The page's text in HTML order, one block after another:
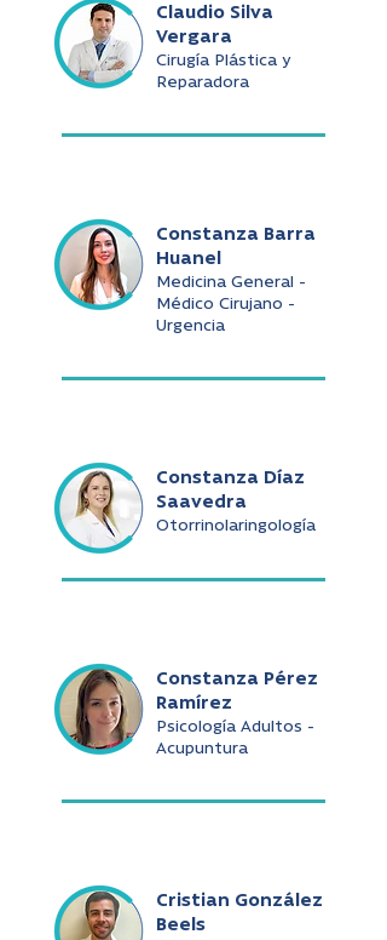
Claudio Silva
Vergara
Cirugía Plástica y
Reparadora
Constanza Barra
Huanel
Medicina General -
Médico Cirujano -
Urgencia
Constanza Díaz
Saavedra
Otorrinolaringología
Constanza Pérez
Ramírez
Psicología Adultos -
Acupuntura
Cristian González
Beels